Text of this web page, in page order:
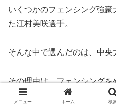
いくつかのフェンシング強
た江村美咲選手。
そんな中で選んだのは、中央
その理由は、フェンシング
番整っていると感じたから。
メニュー ホーム 検